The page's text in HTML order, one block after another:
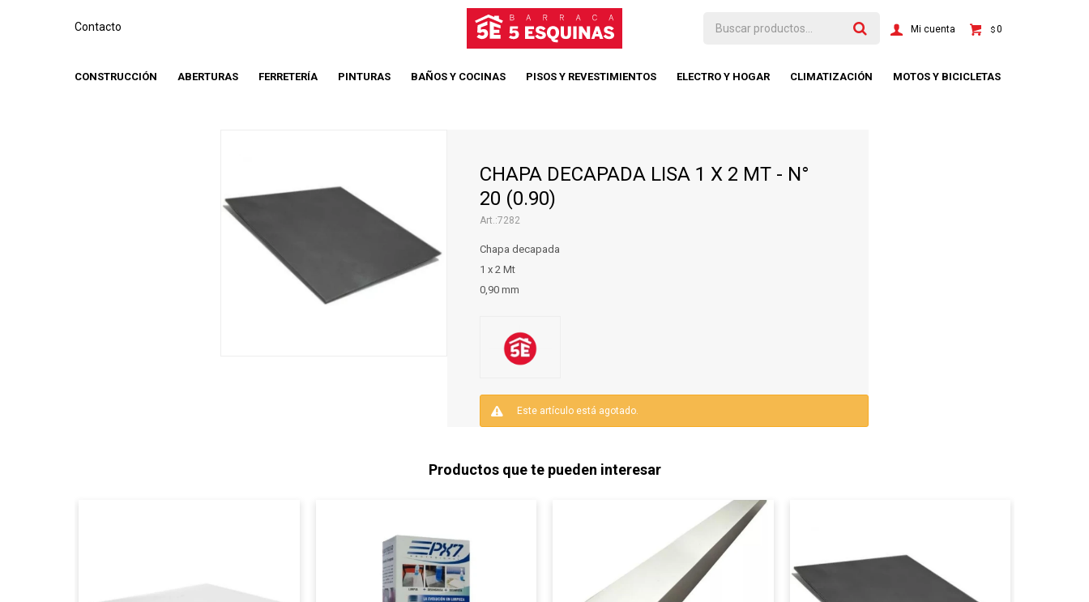
CONSTRUCCIÓN ABERTURAS FERRETERÍA PINTURAS BAÑOS Y COCINAS PISOS Y REVESTIMIENTOS ELECTRO Y HOGAR CLIMATIZACIÓN MOTOS Y BICICLETAS
$0
Contacto
CHAPA DECAPADA LISA 1 X 2 MT - N°
20 (0.90)
7282
Chapa decapada
1 x 2 Mt
0,90 mm
Este artículo está agotado.
Productos que te pueden interesar